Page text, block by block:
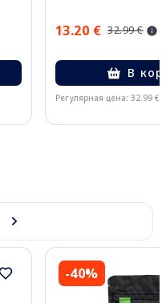
13.20 € 32.99 €
В
Регулярная цена: 32.99 €
-40%